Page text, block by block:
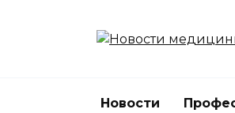
Новости